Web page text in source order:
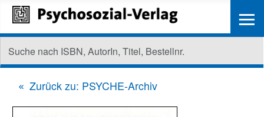
Zurück zu: PSYCHE-Archiv
≡